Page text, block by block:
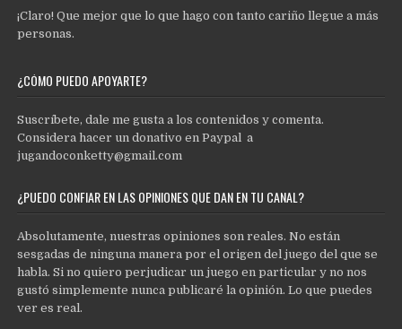
¡Claro! Que mejor que lo que hago con tanto cariño llegue a más
personas.
¿CÓMO PUEDO APOYARTE?
Suscríbete, dale me gusta a los contenidos y comenta.
Considera hacer un donativo en Paypal a
jugandoconketty@gmail.com
¿PUEDO CONFIAR EN LAS OPINIONES QUE DAN EN TU CANAL?
Absolutamente, nuestras opiniones son reales. No están
sesgadas de ninguna manera por el origen del juego del que se
habla. Si no quiero perjudicar un juego en particular y no nos
gustó simplemente nunca publicaré la opinión. Lo que puedes
ver es real.